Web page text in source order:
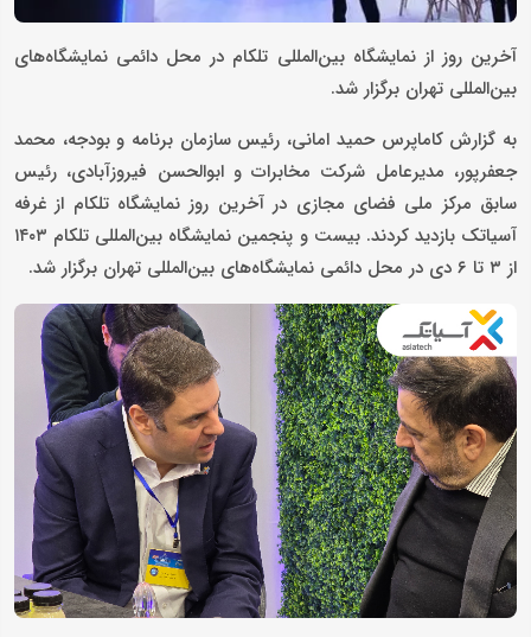
آخرین روز از نمایشگاه بین‌المللی تلکام در محل دائمی نمایشگاه‌های
بین‌المللی تهران برگزار شد.
به گزارش کاماپرس حمید امانی، رئیس سازمان برنامه و بودجه، محمد
جعفرپور، مدیرعامل شرکت مخابرات و ابوالحسن فیروزآبادی، رئیس
سابق مرکز ملی فضای مجازی در آخرین روز نمایشگاه تلکام از غرفه
آسیاتک بازدید کردند. بیست و پنجمین نمایشگاه بین‌المللی تلکام ۱۴۰۳
از ۳ تا ۶ دی در‌ محل دائمی نمایشگاه‌های بین‌المللی تهران برگزار شد.